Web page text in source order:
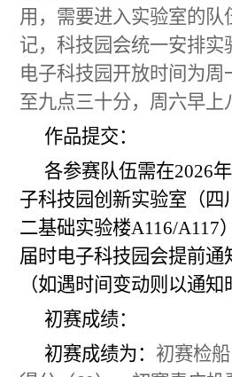
用，需要进入实验室的队
记，科技园会统一安排实
电子科技园开放时间为周
至九点三十分，周六早上
作品提交：
各参赛队伍需在2026
子科技园创新实验室（四
二基础实验楼A116/A117
届时电子科技园会提前通
（如遇时间变动则以通知
初赛成绩：
初赛成绩为： 初赛检船